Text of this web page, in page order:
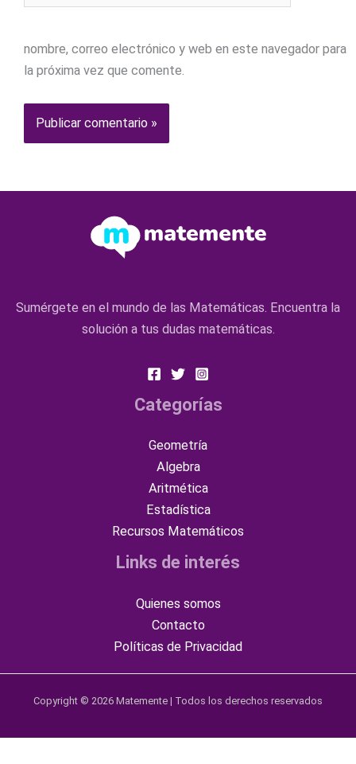
nombre, correo electrónico y web en este navegador para
la próxima vez que comente.
Sumérgete en el mundo de las Matemáticas. Encuentra la
solución a tus dudas matemáticas.
Categorías
Geometría
Algebra
Aritmética
Estadística
Recursos Matemáticos
Links de interés
Quienes somos
Contacto
Políticas de Privacidad
Copyright © 2026 Matemente | Todos los derechos reservados